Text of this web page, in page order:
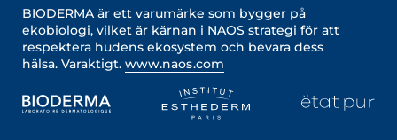
BIODERMA är ett varumärke som bygger på
ekobiologi, vilket är kärnan i NAOS strategi för att
respektera hudens ekosystem och bevara dess
hälsa. Varaktigt. www.naos.com